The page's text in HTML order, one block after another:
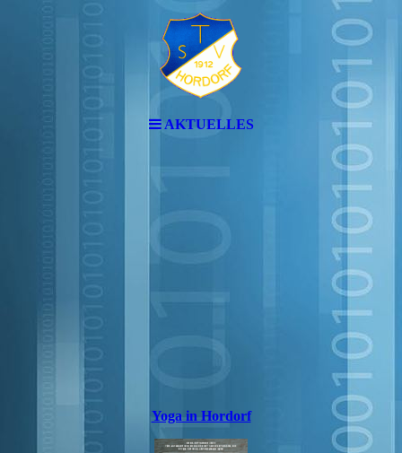
AKTUELLES
Yoga in Hordorf